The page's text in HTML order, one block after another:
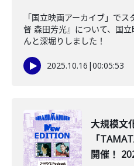
「国立映画アーカイブ」で
督 森田芳光』について、国
んと深堀りしました！
2025.10.16 |00:05:53
大規模文
「
開催！